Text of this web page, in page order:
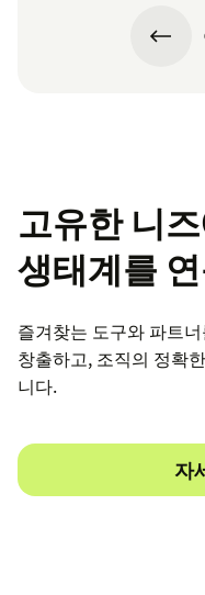
고유한 니
생태계를
즐겨찾는 도구와 파트
창출하고, 조직의 정확
니다.
자